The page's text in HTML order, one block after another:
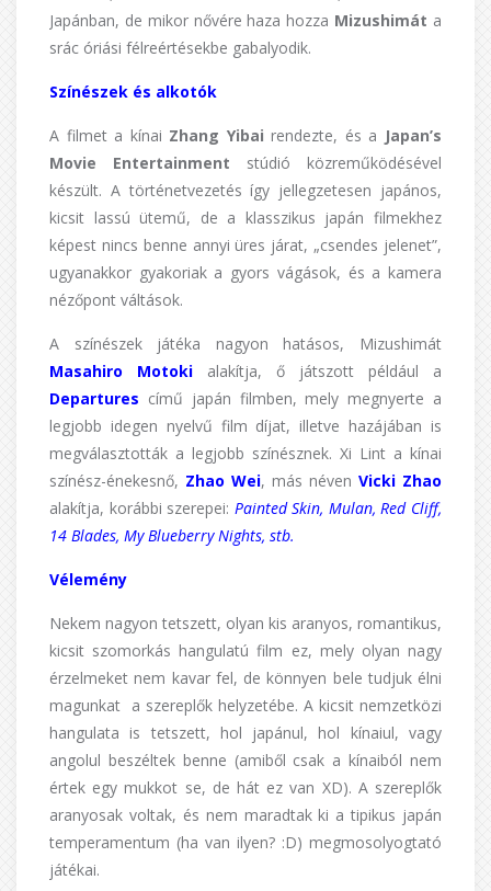
Japánban, de mikor nővére haza hozza Mizushimát a
srác óriási félreértésekbe gabalyodik.
Színészek és alkotók
A filmet a kínai Zhang Yibai rendezte, és a Japan’s
Movie Entertainment stúdió közreműködésével
készült. A történetvezetés így jellegzetesen japános,
kicsit lassú ütemű, de a klasszikus japán filmekhez
képest nincs benne annyi üres járat, „csendes jelenet”,
ugyanakkor gyakoriak a gyors vágások, és a kamera
nézőpont váltások.
A színészek játéka nagyon hatásos, Mizushimát
Masahiro Motoki alakítja, ő játszott például a
Departures című japán filmben, mely megnyerte a
legjobb idegen nyelvű film díjat, illetve hazájában is
megválasztották a legjobb színésznek. Xi Lint a kínai
színész-énekesnő, Zhao Wei, más néven Vicki Zhao
alakítja, korábbi szerepei: Painted Skin, Mulan, Red Cliff,
14 Blades, My Blueberry Nights, stb.
Vélemény
Nekem nagyon tetszett, olyan kis aranyos, romantikus,
kicsit szomorkás hangulatú film ez, mely olyan nagy
érzelmeket nem kavar fel, de könnyen bele tudjuk élni
magunkat a szereplők helyzetébe. A kicsit nemzetközi
hangulata is tetszett, hol japánul, hol kínaiul, vagy
angolul beszéltek benne (amiből csak a kínaiból nem
értek egy mukkot se, de hát ez van XD). A szereplők
aranyosak voltak, és nem maradtak ki a tipikus japán
temperamentum (ha van ilyen? :D) megmosolyogtató
játékai.